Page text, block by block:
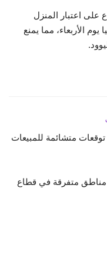
اعتبار المنزل
يوم الأربعاء، مما يمنع
متفرقة في قطاع